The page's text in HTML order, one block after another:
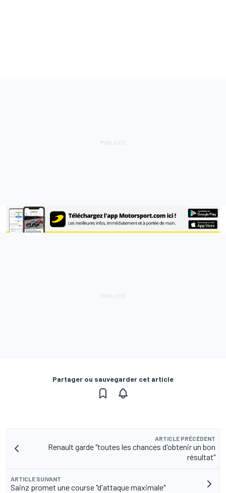
Partager ou sauvegarder cet article
ARTICLE PRÉCÉDENT
Renault garde "toutes les chances d'obtenir un bon
résultat"
ARTICLE SUIVANT
Sainz promet une course "d'attaque maximale"